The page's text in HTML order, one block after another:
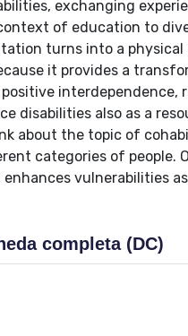
exchanging
of education to
turns into a
it provides a
interdependence,
disabilities also as a
about the topic of
categories of people.
vulnerabilities
completa (DC)